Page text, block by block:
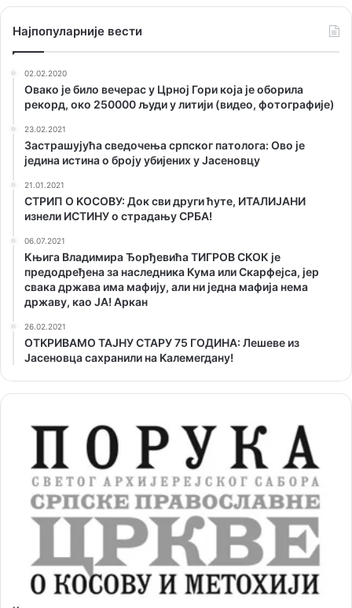
Наjпопуларније вести
02.02.2020
Овако је било вечерас у Црној Гори која је оборила
рекорд, око 250000 људи у литији (видео, фотографије)
23.02.2021
Застрашујућа сведочења српског патолога: Ово је
једина истина о броју убијених у Јасеновцу
21.01.2021
СТРИП О KОСОВУ: Док сви други ћуте, ИТАЛИЈАНИ
изнели ИСТИНУ о страдању СРБА!
06.07.2021
Књига Владимира Ђорђевића ТИГРОВ СКОК је
предодређена за наследника Кума или Скарфејса, јер
свака држава има мафију, али ни једна мафија нема
државу, као ЈА! Аркан
26.02.2021
ОТKРИВАМО ТАЈНУ СТАРУ 75 ГОДИНА: Лешеве из
Јасеновца сахранили на Kалемегдану!